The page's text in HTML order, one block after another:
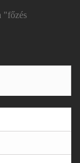
"főzés